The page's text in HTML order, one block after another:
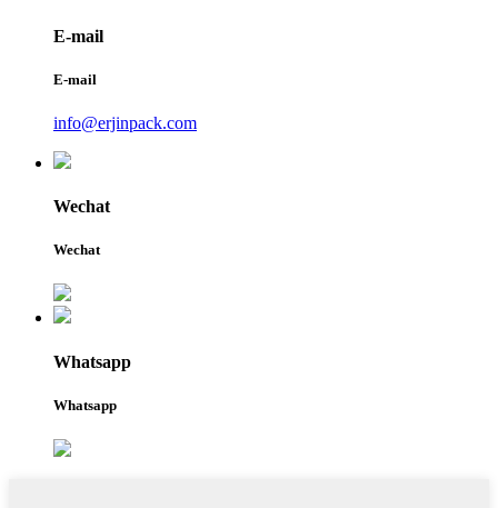
E-mail
E-mail
info@erjinpack.com
Wechat
Wechat
Whatsapp
Whatsapp